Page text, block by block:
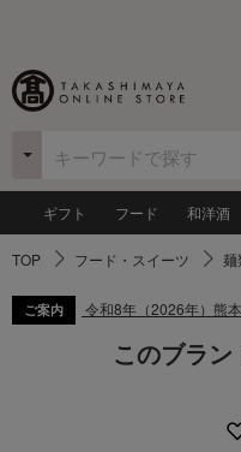
ギフト フード 和洋酒
TOP フード・スイーツ 麺
ご案内 令和8年（2026年）熊
このブラン